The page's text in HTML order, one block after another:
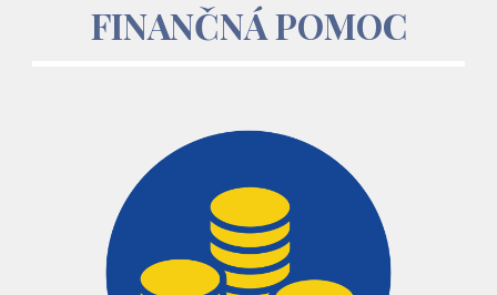
FINANČNÁ POMOC